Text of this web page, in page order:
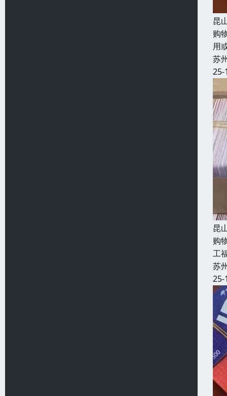
昆
购
用
苏
25-
昆
购
工
苏
25-